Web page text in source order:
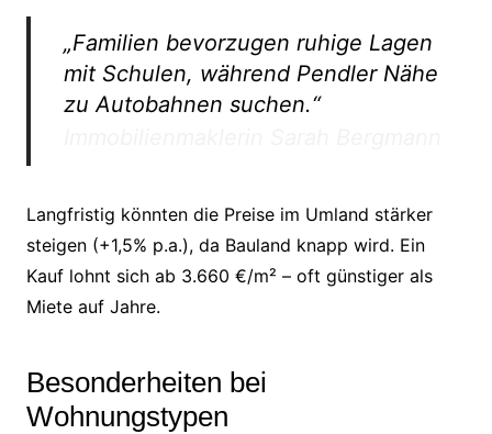
„Familien bevorzugen ruhige Lagen
mit Schulen, während Pendler Nähe
zu Autobahnen suchen.“
Langfristig könnten die Preise im Umland stärker
steigen (+1,5% p.a.), da Bauland knapp wird. Ein
Kauf lohnt sich ab 3.660 €/m² – oft günstiger als
Miete auf Jahre.
Besonderheiten bei
Wohnungstypen